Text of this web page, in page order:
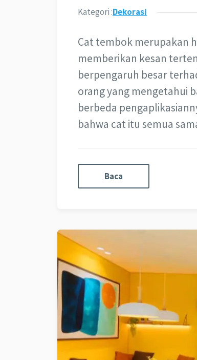
Kategori :Dekorasi
Cat tembok merupakan
memberikan kesan
berpengaruh besar
orang yang mengetahui
berbeda
bahwa cat itu semua
Baca